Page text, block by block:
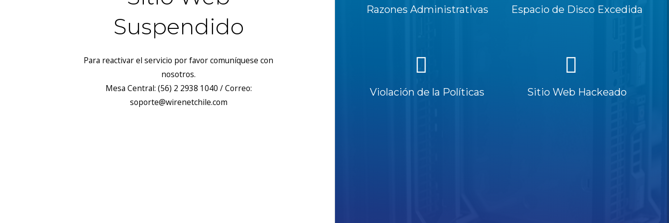
Suspendido
Para reactivar el servicio por favor comuníquese con
nosotros.
Mesa Central: (56) 2 2938 1040 / Correo:
soporte@wirenetchile.com
Razones Administrativas Espacio de Disco Excedida
Violación de la Políticas Sitio Web Hackeado